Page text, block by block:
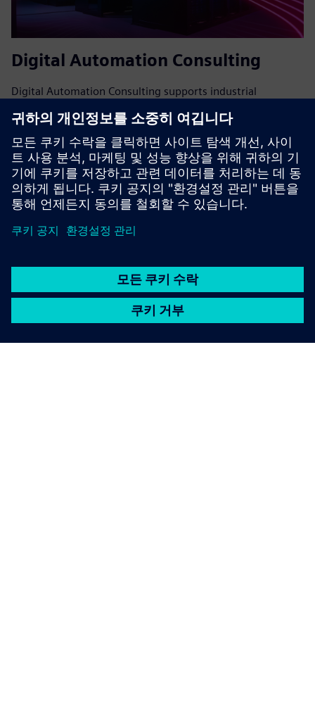
Digital Automation Consulting
Digital Automation Consulting supports industrial
solutions: edge computing, energy optimization,
environmental impact reduction, condition monitoring,
predictive maintenance...
자세히 알아보기